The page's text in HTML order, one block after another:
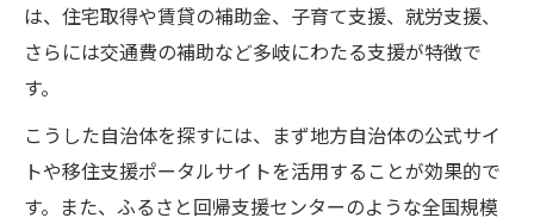
は、住宅取得や賃貸の補助金、子育て支援、就労支援、
さらには交通費の補助など多岐にわたる支援が特徴で
す。
こうした自治体を探すには、まず地方自治体の公式サイ
トや移住支援ポータルサイトを活用することが効果的で
す。また、ふるさと回帰支援センターのような全国規模